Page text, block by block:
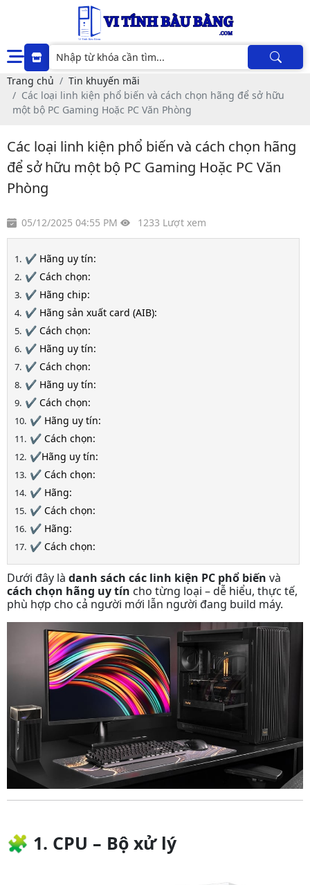
Trang chủ
Tin khuyến mãi
Các loại linh kiện phổ biến và cách chọn hãng để sở hữu
một bộ PC Gaming Hoặc PC Văn Phòng
Các loại linh kiện phổ biến và cách chọn hãng
để sở hữu một bộ PC Gaming Hoặc PC Văn
Phòng
05/12/2025 04:55 PM 1233 Lượt xem
✔️ Hãng uy tín:
✔️ Cách chọn:
✔️ Hãng chip:
✔️ Hãng sản xuất card (AIB):
✔️ Cách chọn:
✔️ Hãng uy tín:
✔️ Cách chọn:
✔️ Hãng uy tín:
✔️ Cách chọn:
✔️ Hãng uy tín:
✔️ Cách chọn:
✔️Hãng uy tín:
✔️ Cách chọn:
✔️ Hãng:
✔️ Cách chọn:
✔️ Hãng:
✔️ Cách chọn:
Dưới đây là danh sách các linh kiện PC phổ biến và
cách chọn hãng uy tín cho từng loại – dễ hiểu, thực tế,
phù hợp cho cả người mới lẫn người đang build máy.
🧩 1. CPU – Bộ xử lý